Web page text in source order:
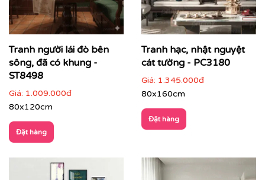
Tranh người lái đò bên
sông, đã có khung -
ST8498
Giá: 1.009.000đ
80x120cm
Đặt hàng
Tranh hạc, nhật nguyệt
cát tường - PC3180
Giá: 1.345.000đ
80x160cm
Đặt hàng